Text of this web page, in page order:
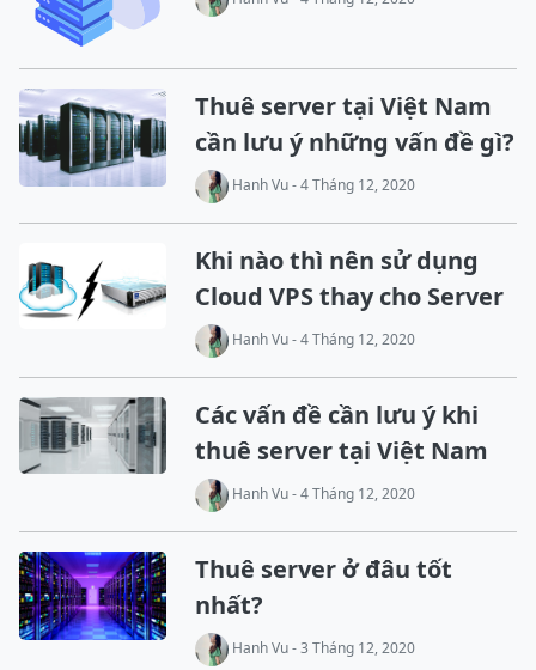
Thuê server tại Việt Nam
cần lưu ý những vấn đề gì?
Hanh Vu - 4 Tháng 12, 2020
Khi nào thì nên sử dụng
Cloud VPS thay cho Server
Hanh Vu - 4 Tháng 12, 2020
Các vấn đề cần lưu ý khi
thuê server tại Việt Nam
Hanh Vu - 4 Tháng 12, 2020
Thuê server ở đâu tốt
nhất?
Hanh Vu - 3 Tháng 12, 2020